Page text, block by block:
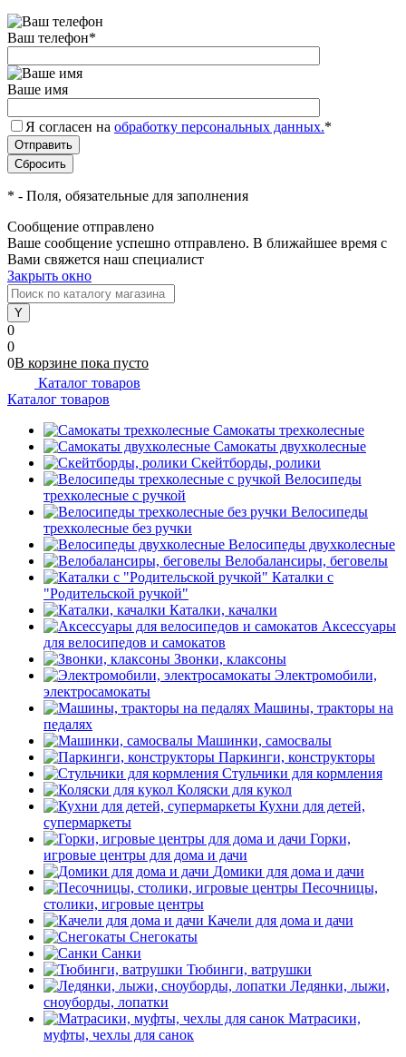
Ваш телефон*
Ваше имя
Я согласен на обработку персональных данных.*
* - Поля, обязательные для заполнения
Сообщение отправлено
Ваше сообщение успешно отправлено. В ближайшее время с
Вами свяжется наш специалист
Закрыть окно
0
0
0В корзине пока пусто
Каталог товаров
Каталог товаров
Самокаты трехколесные
Самокаты двухколесные
Скейтборды, ролики
Велосипеды
трехколесные с ручкой
Велосипеды
трехколесные без ручки
Велосипеды двухколесные
Велобалансиры, беговелы
Каталки с
"Родительской ручкой"
Каталки, качалки
Аксессуары
для велосипедов и самокатов
Звонки, клаксоны
Электромобили,
электросамокаты
Машины, тракторы на
педалях
Машинки, самосвалы
Паркинги, конструкторы
Стульчики для кормления
Коляски для кукол
Кухни для детей,
супермаркеты
Горки,
игровые центры для дома и дачи
Домики для дома и дачи
Песочницы,
столики, игровые центры
Качели для дома и дачи
Снегокаты
Санки
Тюбинги, ватрушки
Ледянки, лыжи,
сноуборды, лопатки
Матрасики,
муфты, чехлы для санок